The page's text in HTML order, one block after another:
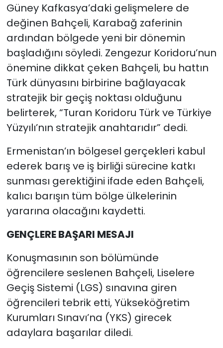
Güney Kafkasya’daki gelişmelere de
değinen Bahçeli, Karabağ zaferinin
ardından bölgede yeni bir dönemin
başladığını söyledi. Zengezur Koridoru’nun
önemine dikkat çeken Bahçeli, bu hattın
Türk dünyasını birbirine bağlayacak
stratejik bir geçiş noktası olduğunu
belirterek, “Turan Koridoru Türk ve Türkiye
Yüzyılı’nın stratejik anahtarıdır” dedi.
Ermenistan’ın bölgesel gerçekleri kabul
ederek barış ve iş birliği sürecine katkı
sunması gerektiğini ifade eden Bahçeli,
kalıcı barışın tüm bölge ülkelerinin
yararına olacağını kaydetti.
GENÇLERE BAŞARI MESAJI
Konuşmasının son bölümünde
öğrencilere seslenen Bahçeli, Liselere
Geçiş Sistemi (LGS) sınavına giren
öğrencileri tebrik etti, Yükseköğretim
Kurumları Sınavı’na (YKS) girecek
adaylara başarılar diledi.